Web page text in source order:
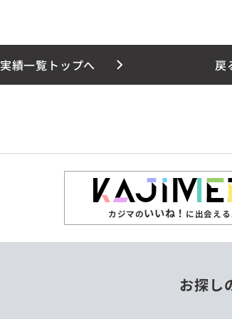
実績一覧トップへ 戻
カジマのいいね！ に出会え
お探し